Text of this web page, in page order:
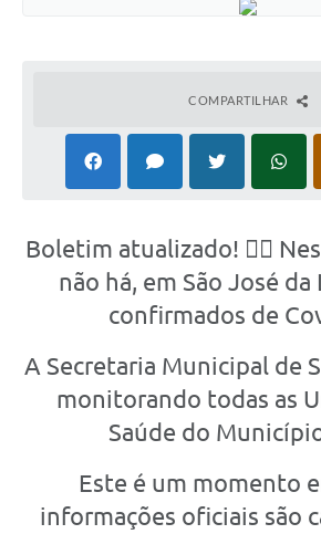
COMPARTILHAR
Boletim atualizado! 👉🏽
não há, em São José da
confirmados de
A Secretaria Municipal de
monitorando todas as
Saúde do
Este é um momento
informações oficiais são